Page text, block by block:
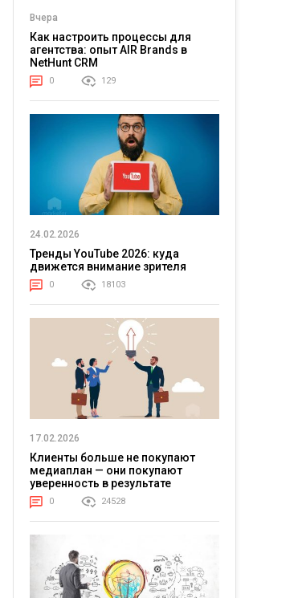
Вчера
Как настроить процессы для
агентства: опыт AIR Brands в
NetHunt CRM
0 129
24.02.2026
Тренды YouTube 2026: куда
движется внимание зрителя
0 18103
17.02.2026
Клиенты больше не покупают
медиаплан — они покупают
уверенность в результате
0 24528